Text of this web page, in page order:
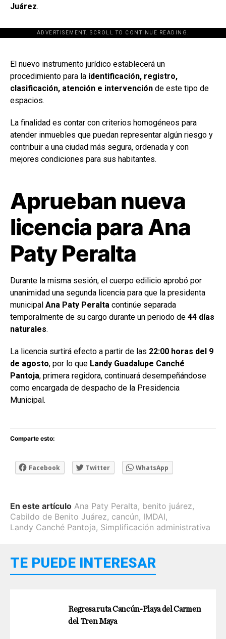
Juárez.
ADVERTISEMENT. SCROLL TO CONTINUE READING.
[adsforwp id="243463"]
El nuevo instrumento jurídico establecerá un
procedimiento para la identificación, registro,
clasificación, atención e intervención de este tipo de
espacios.
La finalidad es contar con criterios homogéneos para
atender inmuebles que puedan representar algún riesgo y
contribuir a una ciudad más segura, ordenada y con
mejores condiciones para sus habitantes.
Aprueban nueva
licencia para Ana
Paty Peralta
Durante la misma sesión, el cuerpo edilicio aprobó por
unanimidad una segunda licencia para que la presidenta
municipal Ana Paty Peralta continúe separada
temporalmente de su cargo durante un periodo de 44 días
naturales.
La licencia surtirá efecto a partir de las 22:00 horas del 9
de agosto, por lo que Landy Guadalupe Canché
Pantoja, primera regidora, continuará desempeñándose
como encargada de despacho de la Presidencia
Municipal.
Comparte esto:
Facebook Twitter WhatsApp
En este artículo Ana Paty Peralta, benito juárez,
Cabildo de Benito Juárez, cancún, IMDAI,
Landy Canché Pantoja, Simplificación administrativa
TE PUEDE INTERESAR
Regresa ruta Cancún-Playa del Carmen
del Tren Maya